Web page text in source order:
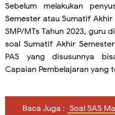
Sebelum melakukan
Semester atau Sumatif Akhir
SMP/MTs Tahun 2023, guru
soal Sumatif Akhir
PAS yang disusunnya
Capaian Pembelajaran yang
Baca Juga : Soal SAS